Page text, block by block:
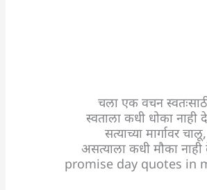
चला एक वचन
स्वताला कधी धोका नाही
सत्याच्या मार्गावर चालू,
असत्याला कधी मौका नाही
promise day quotes in